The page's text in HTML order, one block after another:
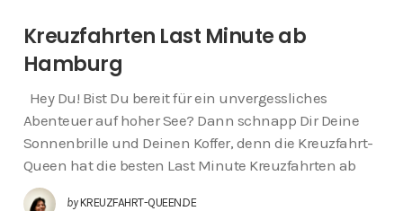
Kreuzfahrten Last Minute ab
Hamburg
Hey Du! Bist Du bereit für ein unvergessliches
Abenteuer auf hoher See? Dann schnapp Dir Deine
Sonnenbrille und Deinen Koffer, denn die Kreuzfahrt-
Queen hat die besten Last Minute Kreuzfahrten ab
by KREUZFAHRT-QUEEN.DE